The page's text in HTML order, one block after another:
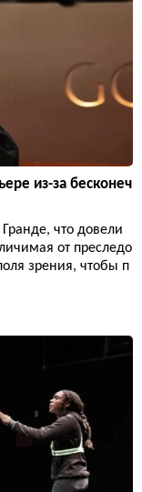
из-за бесконеч
что довели
от преследо
зрения, чтобы п